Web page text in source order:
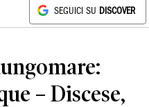
SEGUICI SU DISCOVER
– Discese,